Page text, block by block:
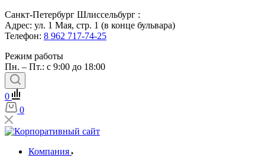
Санкт-Петербург Шлиссельбург :
Адрес: ул. 1 Мая, стр. 1 (в конце бульвара)
Телефон: 8 962 717-74-25
Режим работы
Пн. – Пт.: с 9:00 до 18:00
0
0
Компания